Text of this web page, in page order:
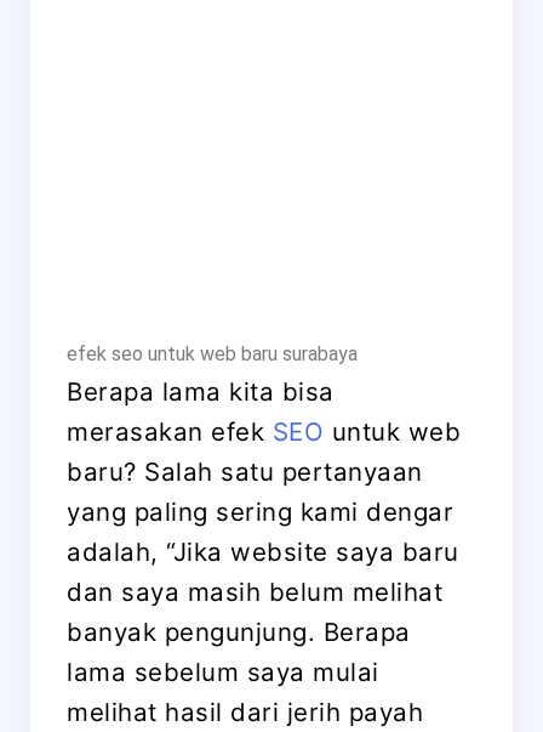
efek seo untuk web baru surabaya
Berapa lama kita bisa
merasakan efek SEO untuk web
baru? Salah satu pertanyaan
yang paling sering kami dengar
adalah, “Jika website saya baru
dan saya masih belum melihat
banyak pengunjung. Berapa
lama sebelum saya mulai
melihat hasil dari jerih payah